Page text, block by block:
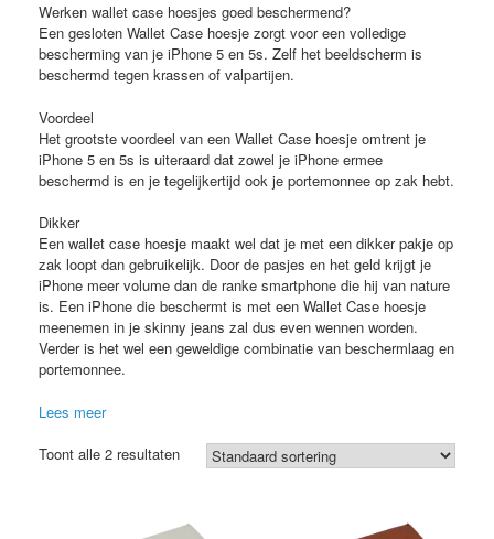
Werken wallet case hoesjes goed beschermend?
Een gesloten Wallet Case hoesje zorgt voor een volledige
bescherming van je iPhone 5 en 5s. Zelf het beeldscherm is
beschermd tegen krassen of valpartijen.
Voordeel
Het grootste voordeel van een Wallet Case hoesje omtrent je
iPhone 5 en 5s is uiteraard dat zowel je iPhone ermee
beschermd is en je tegelijkertijd ook je portemonnee op zak hebt.
Dikker
Een wallet case hoesje maakt wel dat je met een dikker pakje op
zak loopt dan gebruikelijk. Door de pasjes en het geld krijgt je
iPhone meer volume dan de ranke smartphone die hij van nature
is. Een iPhone die beschermt is met een Wallet Case hoesje
meenemen in je skinny jeans zal dus even wennen worden.
Verder is het wel een geweldige combinatie van beschermlaag en
portemonnee.
Lees meer
Toont alle 2 resultaten